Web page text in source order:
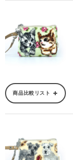
商品比較リスト